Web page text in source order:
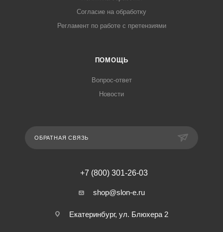
Согласие на обработку
Регламент по работе с претензиями
ПОМОЩЬ
Вопрос-ответ
Новости
ОБРАТНАЯ СВЯЗЬ
+7 (800) 301-26-03
shop@slon-e.ru
Екатеринбург, ул. Блюхера 2